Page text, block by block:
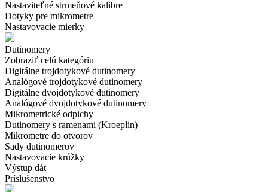
Nastaviteľné strmeňové kalibre
Dotyky pre mikrometre
Nastavovacie mierky
Dutinomery
Zobraziť celú kategóriu
Digitálne trojdotykové dutinomery
Analógové trojdotykové dutinomery
Digitálne dvojdotykové dutinomery
Analógové dvojdotykové dutinomery
Mikrometrické odpichy
Dutinomery s ramenami (Kroeplin)
Mikrometre do otvorov
Sady dutinomerov
Nastavovacie krúžky
Výstup dát
Príslušenstvo